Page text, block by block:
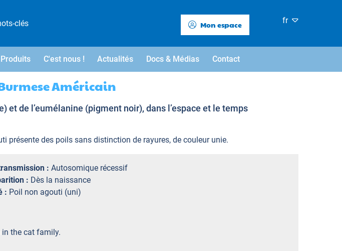
Mon espace fr
C'est nous ! Actualités Docs & Médias Contact
Américain
de l’eumélanine (pigment noir), dans l’espace et le temps
présente des poils sans distinction de rayures, de couleur unie.
: Autosomique récessif
: Dès la naissance
: Poil non agouti (uni)
the cat family.